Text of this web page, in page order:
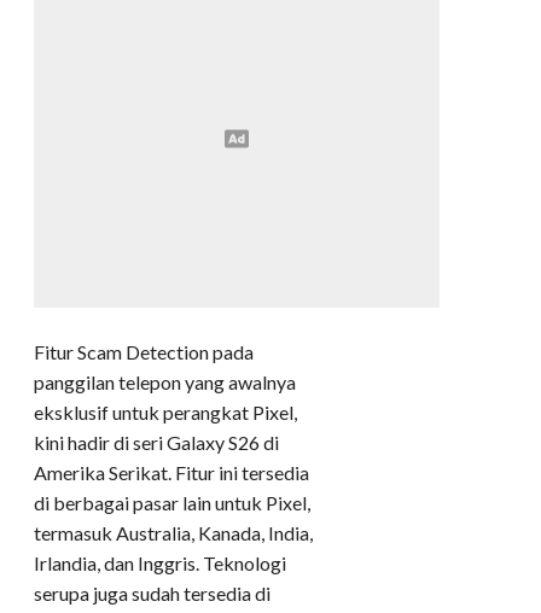
Fitur Scam Detection pada
panggilan telepon yang awalnya
eksklusif untuk perangkat Pixel,
kini hadir di seri Galaxy S26 di
Amerika Serikat. Fitur ini tersedia
di berbagai pasar lain untuk Pixel,
termasuk Australia, Kanada, India,
Irlandia, dan Inggris. Teknologi
serupa juga sudah tersedia di